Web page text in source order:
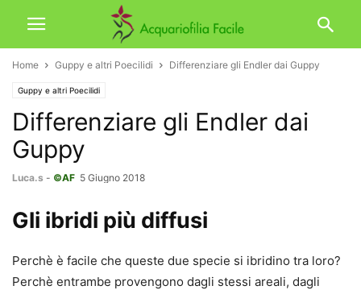
Home Guppy e altri Poecilidi Differenziare gli Endler dai Guppy
Guppy e altri Poecilidi
Differenziare gli Endler dai
Guppy
Luca.s - ©AF 5 Giugno 2018
Gli ibridi più diffusi
Perchè è facile che queste due specie si ibridino tra loro?
Perchè entrambe provengono dagli stessi areali, dagli